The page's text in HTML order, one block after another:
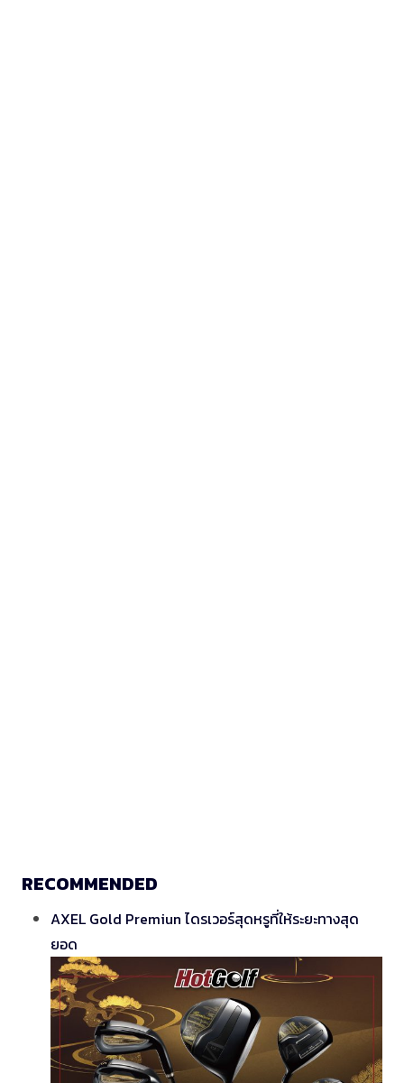
RECOMMENDED
AXEL Gold Premiun ไดรเวอร์สุดหรูที่ให้ระยะทางสุด
ยอด